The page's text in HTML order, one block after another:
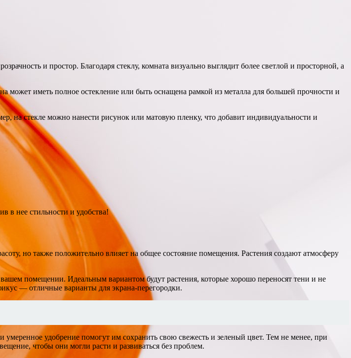
и простор. Благодаря стеклу, комната визуально выглядит более светлой и просторной, а
может иметь полное остекление или быть оснащена рамкой из металла для большей прочности и
на стекле можно нанести рисунок или матовую пленку, что добавит индивидуальности и
в нее стильности и удобства!
но также положительно влияет на общее состояние помещения. Растения создают атмосферу
помещении. Идеальным вариантом будут растения, которые хорошо переносят тени и не
— отличные варианты для экрана-перегородки.
умеренное удобрение помогут им сохранить свою свежесть и зеленый цвет. Тем не менее, при
чтобы они могли расти и развиваться без проблем.